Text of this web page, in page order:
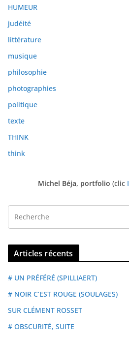
HUMEUR
judéité
littérature
musique
philosophie
photographies
politique
texte
THINK
think
Michel Béja, portfolio (clic
Articles récents
# UN PRÉFÉRÉ (SPILLIAERT)
# NOIR C’EST ROUGE (SOULAGES)
SUR CLÉMENT ROSSET
# OBSCURITÉ, SUITE